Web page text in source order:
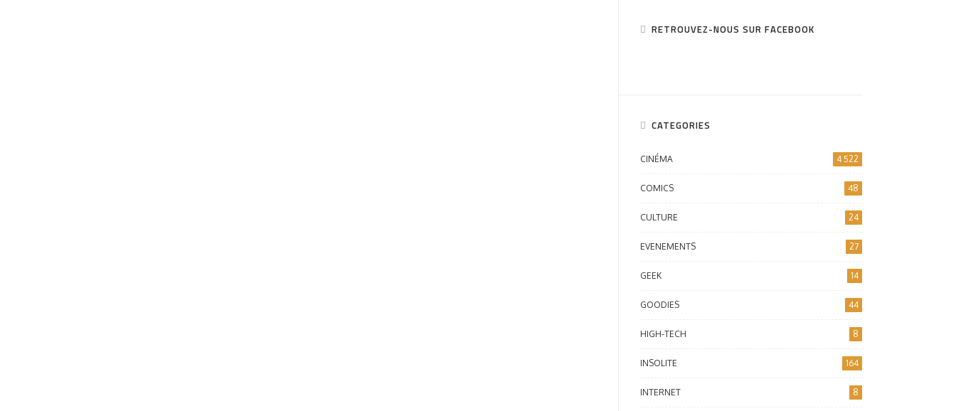
RETROUVEZ-NOUS SUR FACEBOOK
CATEGORIES
CINÉMA 4 522
COMICS 48
CULTURE 24
EVENEMENTS 27
GEEK 14
GOODIES 44
HIGH-TECH 8
INSOLITE 164
INTERNET 8